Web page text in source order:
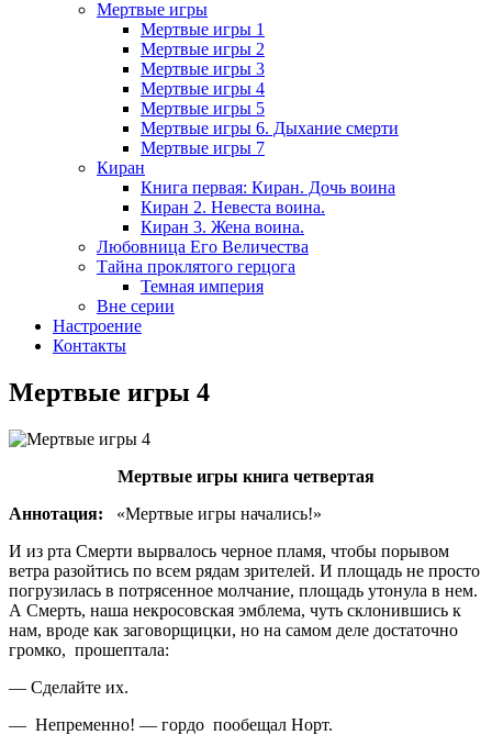
Мертвые игры
Мертвые игры 1
Мертвые игры 2
Мертвые игры 3
Мертвые игры 4
Мертвые игры 5
Мертвые игры 6. Дыхание смерти
Мертвые игры 7
Киран
Книга первая: Киран. Дочь воина
Киран 2. Невеста воина.
Киран 3. Жена воина.
Любовница Его Величества
Тайна проклятого герцога
Темная империя
Вне серии
Настроение
Контакты
Мертвые игры 4
Мертвые игры книга четвертая
Аннотация: «Мертвые игры начались!»
И из рта Смерти вырвалось черное пламя, чтобы порывом
ветра разойтись по всем рядам зрителей. И площадь не просто
погрузилась в потрясенное молчание, площадь утонула в нем.
А Смерть, наша некросовская эмблема, чуть склонившись к
нам, вроде как заговорщицки, но на самом деле достаточно
громко, прошептала:
— Сделайте их.
— Непременно! — гордо пообещал Норт.